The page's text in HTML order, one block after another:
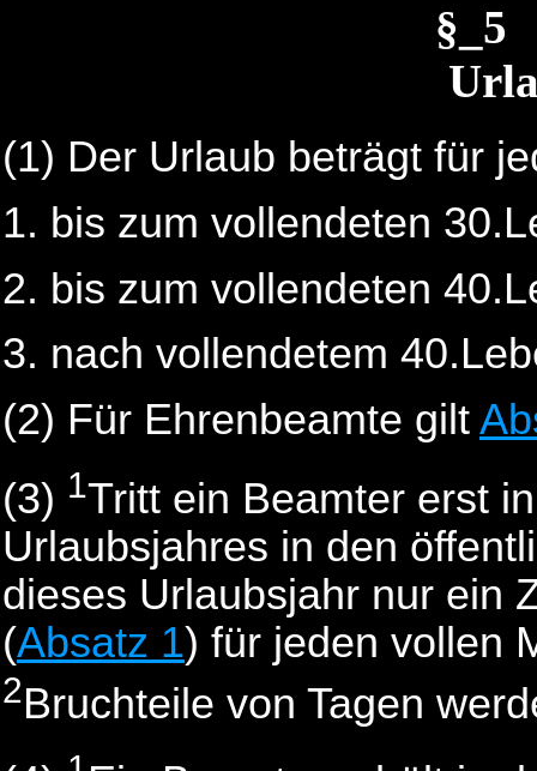
(1) Der Urlaub beträgt für
bis zum vollendeten
bis zum vollendeten
nach vollendetem
(2) Für Ehrenbeamte gilt
(3) 1Tritt ein Beamter erst
Urlaubsjahres in den
dieses Urlaubsjahr nur ein
(Absatz 1) für jeden vollen
2Bruchteile von Tagen